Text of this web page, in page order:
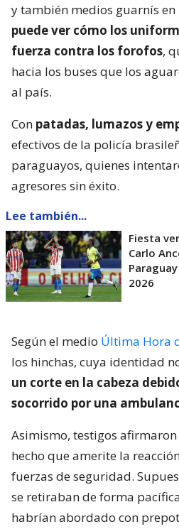
y también medios guarnís en
puede ver cómo los
fuerza contra los forofos,
hacia los buses que los
al país.
Con patadas, lumazos y
efectivos de la policía
paraguayos, quienes
agresores sin éxito.
Lee también...
Fiesta
Carlo
2026
Según el medio Última Hora
los hinchas, cuya identidad
un corte en la cabeza
socorrido por una
Asimismo, testigos
hecho que amerite la
fuerzas de seguridad.
se retiraban de forma
habrían abordado con